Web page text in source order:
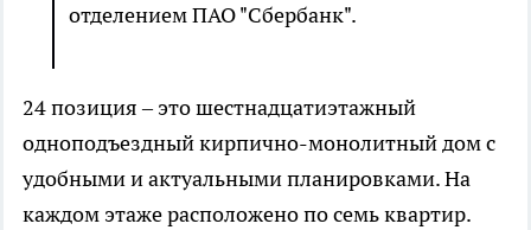
отделением ПАО "Сбербанк".
24 позиция – это шестнадцатиэтажный
одноподъездный кирпично-монолитный дом с
удобными и актуальными планировками. На
каждом этаже расположено по семь квартир.